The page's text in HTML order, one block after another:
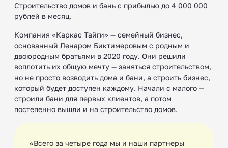
Строительство домов и бань с прибылью до 4 000 000
рублей в месяц.
Компания «Каркас Тайги» — семейный бизнес,
основанный Ленаром Биктимеровым с родным и
двоюродным братьями в 2020 году. Они решили
воплотить их общую мечту — заняться строительством,
но не просто возводить дома и бани, а строить бизнес,
который будет доступен каждому. Начали с малого —
строили бани для первых клиентов, а потом
постепенно вышли и на строительство домов.
«Всего за четыре года мы и наши партнеры